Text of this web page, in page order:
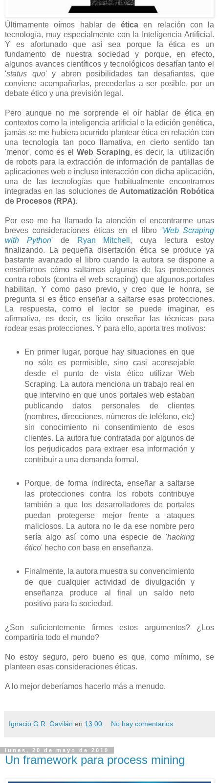
Últimamente oímos hablar de ética en relación con la
tecnología, muy especialmente con la Inteligencia Artificial.
Y es afortunado que así sea porque la ética es un
fundamento de nuestra sociedad y porque, en efecto,
algunos avances científicos y tecnológicos desafían tanto el
'status quo' y abren posibilidades tan desafiantes, que
conviene acompañarlas, precederlas a ser posible, por un
debate ético y una previsión legal.
Pero aunque no me sorprende el oír hablar de ética en
contextos como la inteligencia artificial o la edición genética,
jamás se me hubiera ocurrido plantear ética en relación con
una tecnología tan poco llamativa, en cierto sentido tan
'menor', como es el Web Scraping, es decir, la utilización
de robots para la extracción de información de pantallas de
aplicaciones web e incluso interacción con dicha aplicación,
una de las tecnologías que habitualmente encontramos
integradas en las soluciones de Automatización Robótica
de Procesos (RPA).
Por eso me ha llamado la atención el encontrarme unas
breves consideraciones éticas en el libro 'Web Scraping
with Python' de Ryan Mitchell , cuya lectura estoy
finalizando. La pequeña disertación ética se produce ya
bastante avanzado el libro cuando la autora se dispone a
enseñarnos cómo saltarnos algunas de las protecciones
contra robots (contra el web scraping) que algunos.portales
habilitan. Y como paso previo, y creo que le honra, se
pregunta si es ético enseñar a saltarse esas protecciones.
La respuesta, como el lector se puede imaginar, es
afirmativa, es decir, es lícito enseñar las técnicas para
rodear esas protecciones. Y para ello, aporta tres motivos:
En primer lugar, porque hay situaciones en que
no sólo es permisible, sino casi aconsejable
desde el punto de vista ético utilizar Web
Scraping. La autora menciona un trabajo real en
que intervino en que unos portales web estaban
publicando datos personales de clientes
(nombres, direcciones, números de teléfono, etc)
sin conocimiento ni consentimiento de esos
clientes. La autora fue contratada por algunos de
los perjudicados para extraer esa información y
contribuir a una demanda formal.
Porque, de forma indirecta, enseñar a saltarse
las protecciones contra los robots contribuye
también a que los desarrolladores de portales
puedan protegerse mejor frente a ataques
maliciosos. La autora no le da ese nombre pero
sería algo así como una especie de 'hacking
ético' hecho con base en enseñanza.
Finalmente, la autora muestra su convencimiento
de que cualquier actividad de divulgación y
enseñanza produce al final un saldo neto
positivo para la sociedad.
¿Son suficientemente firmes estos argumentos? ¿Los
compartiría todo el mundo?
No estoy seguro, pero bueno es que, como mínimo, se
planteen esas consideraciones éticas.
A lo mejor deberíamos hacerlo más a menudo.
Ignacio G.R: Gavilán en 13:00 No hay comentarios:
lunes, 20 de mayo de 2019
Un framework para process mining